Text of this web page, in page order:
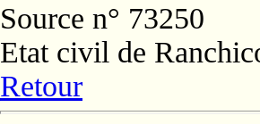
Source n° 73250
Etat civil de
Retour